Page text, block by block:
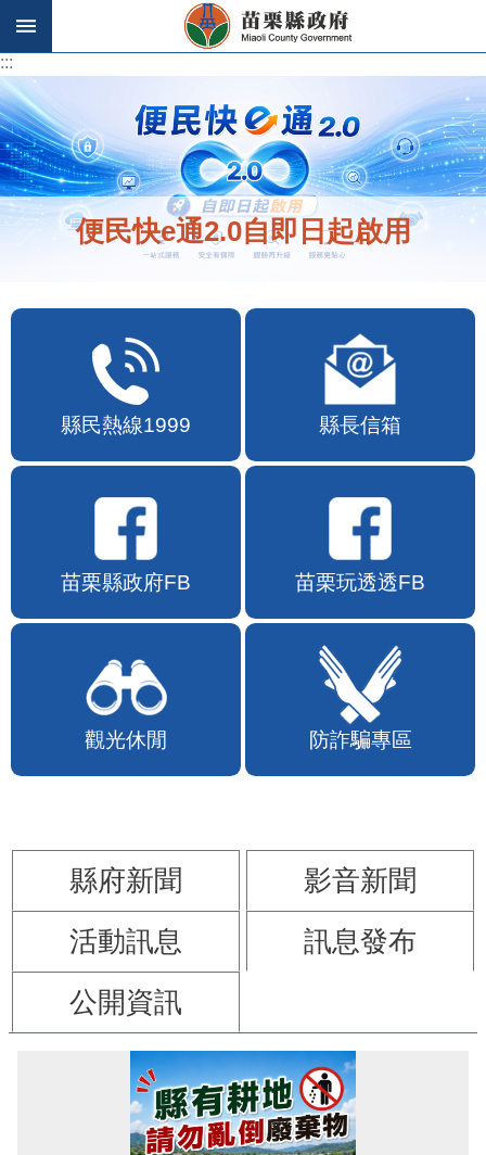
跳到主要內容區塊
:::
:::
便民快e通2.0自即日起啟用
縣民熱線1999 縣長信箱
苗栗縣政府FB 苗栗玩透透FB
觀光休閒 防詐騙專區
縣府新聞
影音新聞
活動訊息
訊息發布
公開資訊